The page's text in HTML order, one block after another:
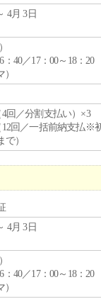
4月 3日
）
：40／17：00～18：20
）
4回／分割支払い）×3
12回／一括前納支払※
で）
4月 3日
）
：40／17：00～18：20
）